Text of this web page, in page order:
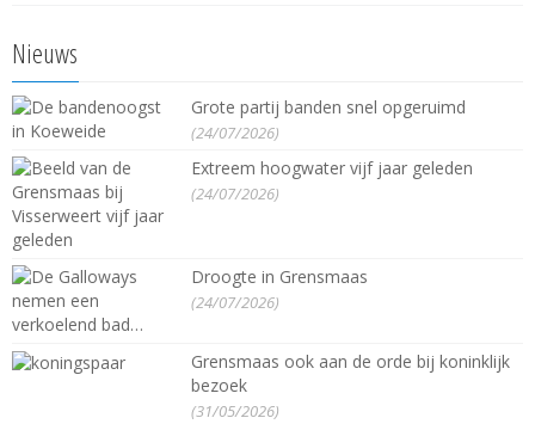
Nieuws
Grote partij banden snel opgeruimd
(24/07/2026)
Extreem hoogwater vijf jaar geleden
(24/07/2026)
Droogte in Grensmaas
(24/07/2026)
Grensmaas ook aan de orde bij koninklijk
bezoek
(31/05/2026)